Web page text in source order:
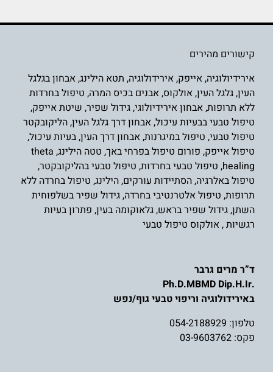
קישורים מהירים
אירידיולוגיה,אייפק,אירידולוגיה, תטא הילינג,אבחון בגלגל
העין,גלגל העין,אולקוס,אבנים בכיס המרה, טיפול בחרדות
ללא תרופות,אבחון אירידיולוגי,גידול שפיר, שיטת אייפק,
טיפול טבעי בבעיות עיכול,אבחון דרך גלגל העין,הליקובקטר
טיפול טבעי, טיפול במיגרנות,אבחון דרך העין,בעיות עיכול,
טיפול אייפק, פורום טיפול בפרחי באך, טטה הילינג,
theta
healing
, טיפול טבעי בחרדות, טיפול טבעי בהליקובקטר,
טיפול באלרגיה,הסתיידות עורקים,הילינג, טיפול בחרדה ללא
תרופות, טיפול אלטרנטיבי בחרדה,גידול שפיר בשלפוחית
השתן,גידול שפיר בראש,גלאוקומה בעין, פתרון בעיות
רגשיות,אולקוס טיפול טבעי
ד”ר מרים גרבר
.Ph.D.MBMD Dip.H.Ir
באירידולוגיה וריפוי טבעי גוף/נפש
טלפון: 054-2188929
פקס: 03-9603762